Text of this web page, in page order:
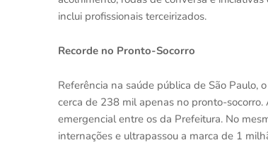
inclui profissionais terceirizados.
Recorde no Pronto-Socorro
Referência na saúde pública de São
cerca de 238 mil apenas no pronto-
emergencial entre os da Prefeitura. No
internações e ultrapassou a marca de 1